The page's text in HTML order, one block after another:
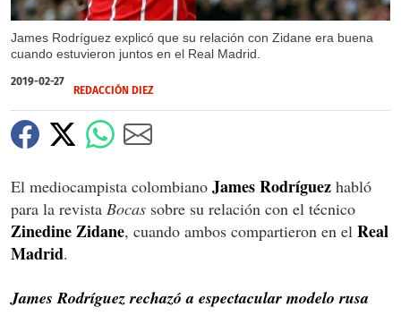
James Rodríguez explicó que su relación con Zidane era buena
cuando estuvieron juntos en el Real Madrid.
2019-02-27
REDACCIÓN DIEZ
El mediocampista colombiano James Rodríguez habló
para la revista Bocas sobre su relación con el técnico
Zinedine Zidane, cuando ambos compartieron en el Real
Madrid.
James Rodríguez rechazó a espectacular modelo rusa